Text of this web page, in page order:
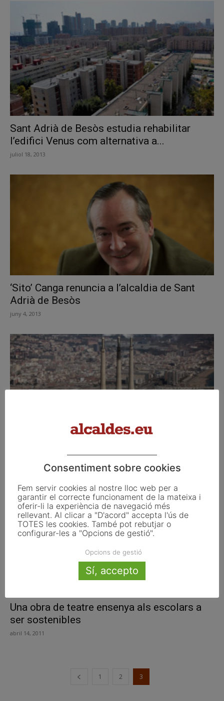
Sant Adrià de Besòs estudia rehabilitar
l’edifici Venus com alternativa a...
juliol 18, 2013
‘Sito’ Canga renuncia a l’alcaldia de Sant
Adrià de Besòs
juny 4, 2013
novembre 20, 2012
Una obra de teatre ensenya als escolars a
ser sostenibles
abril 14, 2011
1 2 3
Consentiment sobre cookies
Fem servir cookies al nostre lloc web per a
garantir el correcte funcionament de la mateixa i
oferir-li la experiència de navegació més
rellevant. Al clicar a "D'acord" accepta l'ús de
TOTES les cookies. També pot rebutjar o
configurar-les a "Opcions de gestió".
Opcions de gestió
Sí, accepto